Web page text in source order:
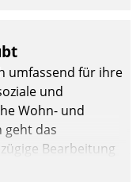
umfassend für ihre
und
Wohn- und
geht das
Bearbeitung
das